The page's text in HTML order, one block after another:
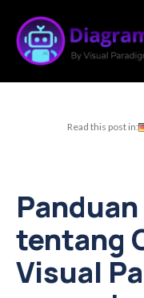
Read this post in:
tentang
Visual